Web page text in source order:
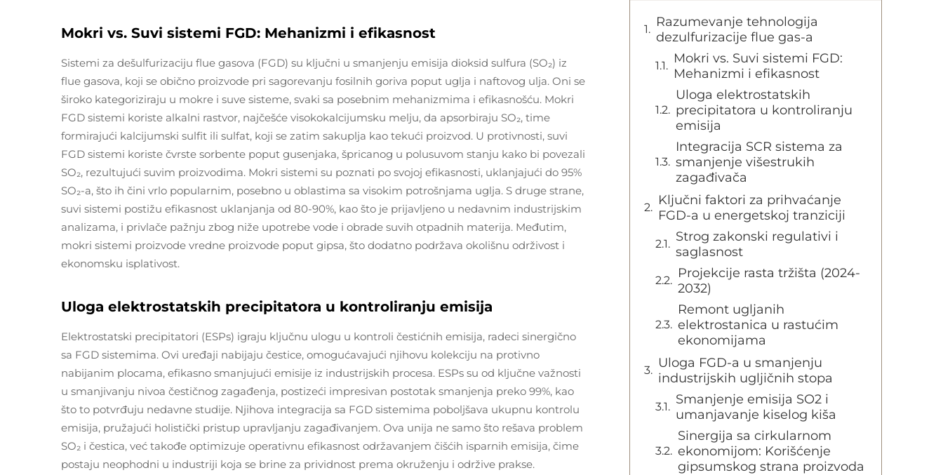
Mokri vs. Suvi sistemi FGD: Mehanizmi i efikasnost
Sistemi za dešulfurizaciju flue gasova (FGD) su ključni u smanjenju emisija dioksid sulfura (SO₂) iz
flue gasova, koji se obično proizvode pri sagorevanju fosilnih goriva poput uglja i naftovog ulja. Oni se
široko kategoriziraju u mokre i suve sisteme, svaki sa posebnim mehanizmima i efikasnošću. Mokri
FGD sistemi koriste alkalni rastvor, najčešće visokokalcijumsku melju, da apsorbiraju SO₂, time
formirajući kalcijumski sulfit ili sulfat, koji se zatim sakuplja kao tekući proizvod. U protivnosti, suvi
FGD sistemi koriste čvrste sorbente poput gusenjaka, špricanog u polusuvom stanju kako bi povezali
SO₂, rezultujući suvim proizvodima. Mokri sistemi su poznati po svojoj efikasnosti, uklanjajući do 95%
SO₂-a, što ih čini vrlo popularnim, posebno u oblastima sa visokim potrošnjama uglja. S druge strane,
suvi sistemi postižu efikasnost uklanjanja od 80-90%, kao što je prijavljeno u nedavnim industrijskim
analizama, i privlače pažnju zbog niže upotrebe vode i obrade suvih otpadnih materija. Međutim,
mokri sistemi proizvode vredne proizvode poput gipsa, što dodatno podržava okolišnu održivost i
ekonomsku isplativost.
Uloga elektrostatskih precipitatora u kontroliranju emisija
Elektrostatski precipitatori (ESPs) igraju ključnu ulogu u kontroli čestićnih emisija, radeci sinergično
sa FGD sistemima. Ovi uređaji nabijaju čestice, omogućavajući njihovu kolekciju na protivno
nabijanim plocama, efikasno smanjujući emisije iz industrijskih procesa. ESPs su od ključne važnosti
u smanjivanju nivoa čestičnog zagađenja, postizeći impresivan postotak smanjenja preko 99%, kao
što to potvrđuju nedavne studije. Njihova integracija sa FGD sistemima poboljšava ukupnu kontrolu
emisija, pružajući holistički pristup upravljanju zagađivanjem. Ova unija ne samo što rešava problem
SO₂ i čestica, već takođe optimizuje operativnu efikasnost održavanjem čišćih isparnih emisija, čime
postaju neophodni u industriji koja se brine za prividnost prema okruženju i održive prakse.
Razumevanje tehnologija
dezulfurizacije flue gas-a
Mokri vs. Suvi sistemi FGD:
Mehanizmi i efikasnost
Uloga elektrostatskih
precipitatora u kontroliranju
emisija
Integracija SCR sistema za
smanjenje višestrukih
zagađivača
Ključni faktori za prihvaćanje
FGD-a u energetskoj tranziciji
Strog zakonski regulativi i
saglasnost
Projekcije rasta tržišta (2024-
2032)
Remont ugljanih
elektrostanica u rastućim
ekonomijama
Uloga FGD-a u smanjenju
industrijskih ugljičnih stopa
Smanjenje emisija SO2 i
umanjavanje kiselog kiša
Sinergija sa cirkularnom
ekonomijom: Korišćenje
gipsumskog strana proizvoda